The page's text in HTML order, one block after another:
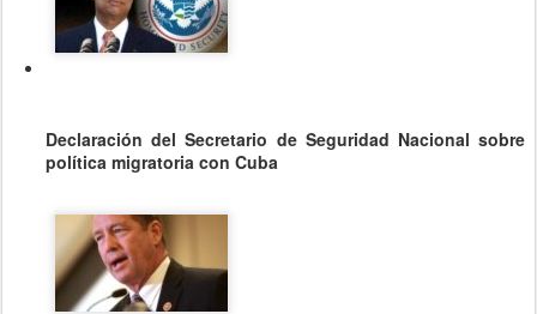
Declaración del Secretario de Seguridad Nacional sobre
política migratoria con Cuba